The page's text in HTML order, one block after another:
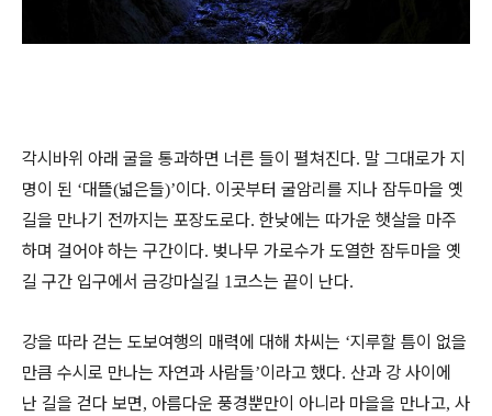
각시바위 아래 굴을 통과하면 너른 들이 펼쳐진다. 말 그대로가 지
명이 된 ‘대뜰(넓은들)’이다. 이곳부터 굴암리를 지나 잠두마을 옛
길을 만나기 전까지는 포장도로다. 한낮에는 따가운 햇살을 마주
하며 걸어야 하는 구간이다. 벚나무 가로수가 도열한 잠두마을 옛
길 구간 입구에서 금강마실길 1코스는 끝이 난다.
강을 따라 걷는 도보여행의 매력에 대해 차씨는 ‘지루할 틈이 없을
만큼 수시로 만나는 자연과 사람들’이라고 했다. 산과 강 사이에
난 길을 걷다 보면, 아름다운 풍경뿐만이 아니라 마을을 만나고, 사